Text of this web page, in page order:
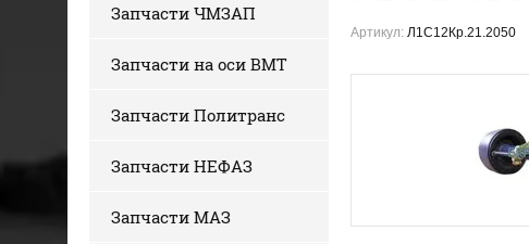
Запчасти ЧМЗАП
Запчасти на оси BMT
Запчасти Политранс
Запчасти НЕФАЗ
Запчасти МАЗ
Артикул: Л1С12Кр.21.2050